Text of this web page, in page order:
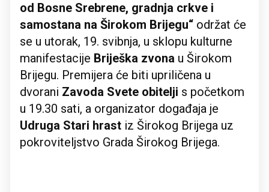
od Bosne Srebrene, gradnja crkve i
samostana na Širokom Brijegu“ održat će
se u utorak, 19. svibnja, u sklopu kulturne
manifestacije Briješka zvona u Širokom
Brijegu. Premijera će biti upriličena u
dvorani Zavoda Svete obitelji s početkom
u 19.30 sati, a organizator događaja je
Udruga Stari hrast iz Širokog Brijega uz
pokroviteljstvo Grada Širokog Brijega.